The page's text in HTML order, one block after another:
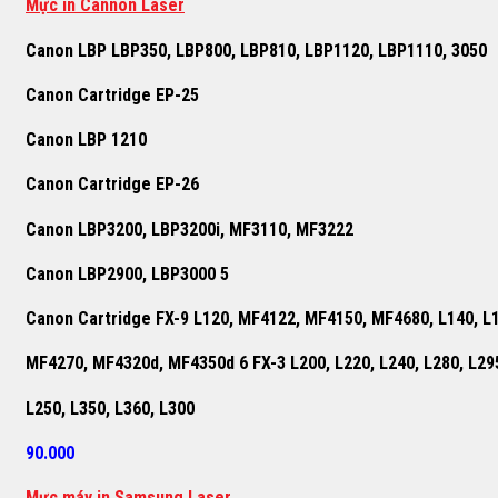
Mực in Cannon Laser
Canon LBP LBP350, LBP800, LBP810, LBP1120, LBP1110, 3050
Canon Cartridge EP-25
Canon LBP 1210
Canon Cartridge EP-26
Canon LBP3200, LBP3200i, MF3110, MF3222
Canon LBP2900, LBP3000 5
Canon Cartridge FX-9 L120, MF4122, MF4150, MF4680, L140,
MF4270, MF4320d, MF4350d 6 FX-3 L200, L220, L240, L280,
L250, L350, L360, L300
90.000